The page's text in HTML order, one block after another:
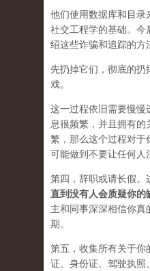
他们使用数据库和目录
社交工程学的基础。今
绍这些诈骗和追踪的方
先扔掉它们，彻底的
戏。
这一过程依旧需要慢慢
息很频繁，并且拥有的
繁，那么这个过程对于
可能做到不要让任何人
第四，辞职或请长假。
直到没有人会质疑你的
主和同事深深相信你真
期。
第五，收集所有关于你
证、身份证、驾驶执照